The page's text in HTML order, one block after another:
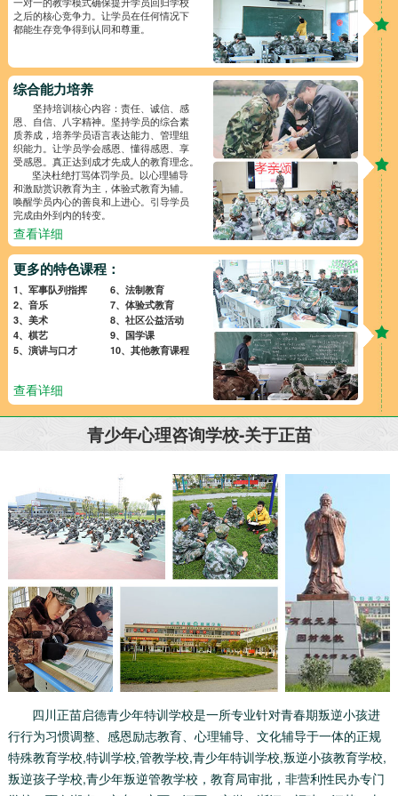
之后的核心竞争力。让学员在任何情况下
都能生存竞争得到认同和尊重。
综合能力培养
坚持培训核心内容：责任、诚信、感
恩、自信、八字精神。坚持学员的综合素
质养成，培养学员语言表达能力、管理组
织能力。让学员学会感恩、懂得感恩、享
受感恩。真正达到成才先成人的教育理念。
坚决杜绝打骂体罚学员。以心理辅导
和激励赏识教育为主，体验式教育为辅。
唤醒学员内心的善良和上进心。引导学员
完成由外到内的转变。
查看详细
更多的特色课程：
1、军事队列指挥
6、法制教育
2、音乐
7、体验式教育
3、美术
8、社区公益活动
4、棋艺
9、国学课
5、演讲与口才
10、其他教育课程
查看详细
青少年心理咨询学校-关于正苗
四川正苗启德青少年特训学校是一所专业针对青春期叛逆小孩进
行行为习惯调整、感恩励志教育、心理辅导、文化辅导于一体的正规
特殊教育学校,特训学校,管教学校,青少年特训学校,叛逆小孩教育学校,
叛逆孩子学校,青少年叛逆管教学校，教育局审批，非营利性民办专门